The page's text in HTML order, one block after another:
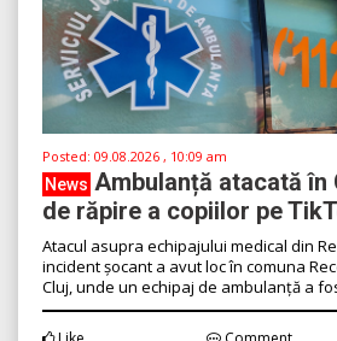
Posted: 09.08.2026 , 10:09 am
News Ambulanță atacată în
de răpire a copiilor pe
Atacul asupra echipajului medical din
incident șocant a avut loc în comuna
Cluj, unde un echipaj de ambulanță a